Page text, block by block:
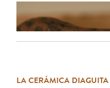
LA CERÁMICA DIAGUITA